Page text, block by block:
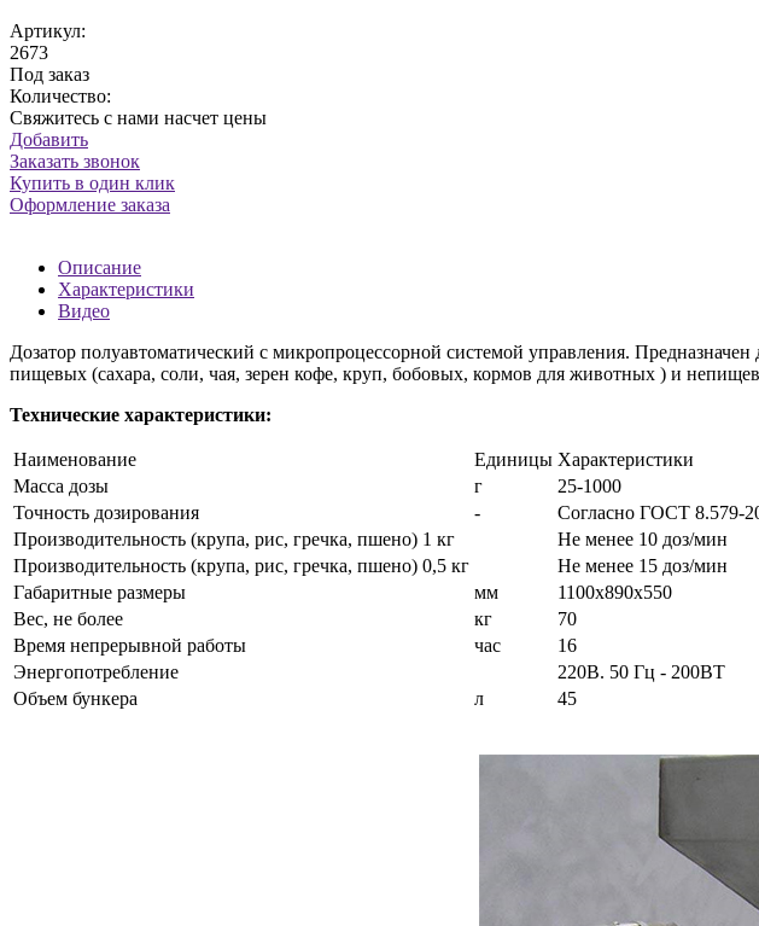
Артикул:
2673
Под заказ
Количество:
Свяжитесь с нами насчет цены
Добавить
Заказать звонок
Купить в один клик
Оформление заказа
Описание
Характеристики
Видео
Дозатор полуавтоматический с микропроцессорной системой управления.
пищевых (сахара, соли, чая, зерен кофе, круп, бобовых, кормов для животных ) и
Технические характеристики:
Наименование Единицы Характеристики
Масса дозы
г
25-1000
Точность дозирования
-
Согласно ГОСТ 8.579-
Производительность (крупа, рис, гречка, пшено) 1 кг
Не менее 10 доз/мин
Производительность (крупа, рис, гречка, пшено) 0,5 кг
Не менее 15 доз/мин
Габаритные размеры
мм
1100х890х550
Вес, не более
кг
70
Время непрерывной работы
час
16
Энергопотребление
220В. 50 Гц - 200ВТ
Объем бункера
л 45